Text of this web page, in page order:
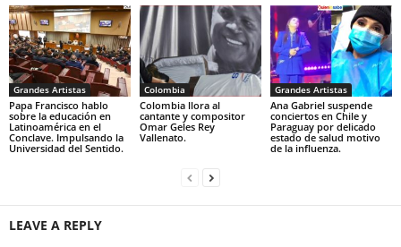
Grandes Artistas
Papa Francisco hablo
sobre la educación en
Latinoamérica en el
Conclave. Impulsando la
Universidad del Sentido.
Colombia
Colombia llora al
cantante y compositor
Omar Geles Rey
Vallenato.
Grandes Artistas
Ana Gabriel suspende
conciertos en Chile y
Paraguay por delicado
estado de salud motivo
de la influenza.
LEAVE A REPLY